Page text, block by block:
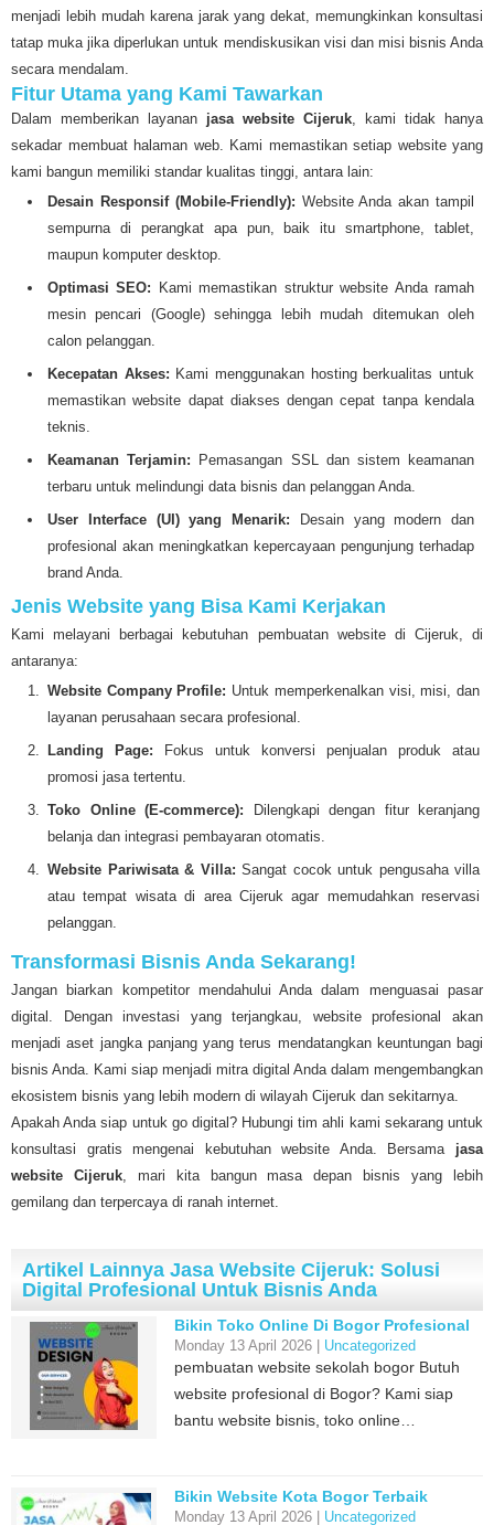
menjadi lebih mudah karena jarak yang dekat, memungkinkan konsultasi
tatap muka jika diperlukan untuk mendiskusikan visi dan misi bisnis Anda
secara mendalam.
Fitur Utama yang Kami Tawarkan
Dalam memberikan layanan jasa website Cijeruk, kami tidak hanya
sekadar membuat halaman web. Kami memastikan setiap website yang
kami bangun memiliki standar kualitas tinggi, antara lain:
Desain Responsif (Mobile-Friendly): Website Anda akan tampil
sempurna di perangkat apa pun, baik itu smartphone, tablet,
maupun komputer desktop.
Optimasi SEO: Kami memastikan struktur website Anda ramah
mesin pencari (Google) sehingga lebih mudah ditemukan oleh
calon pelanggan.
Kecepatan Akses: Kami menggunakan hosting berkualitas untuk
memastikan website dapat diakses dengan cepat tanpa kendala
teknis.
Keamanan Terjamin: Pemasangan SSL dan sistem keamanan
terbaru untuk melindungi data bisnis dan pelanggan Anda.
User Interface (UI) yang Menarik: Desain yang modern dan
profesional akan meningkatkan kepercayaan pengunjung terhadap
brand Anda.
Jenis Website yang Bisa Kami Kerjakan
Kami melayani berbagai kebutuhan pembuatan website di Cijeruk, di
antaranya:
Website Company Profile: Untuk memperkenalkan visi, misi, dan
layanan perusahaan secara profesional.
Landing Page: Fokus untuk konversi penjualan produk atau
promosi jasa tertentu.
Toko Online (E-commerce): Dilengkapi dengan fitur keranjang
belanja dan integrasi pembayaran otomatis.
Website Pariwisata & Villa: Sangat cocok untuk pengusaha villa
atau tempat wisata di area Cijeruk agar memudahkan reservasi
pelanggan.
Transformasi Bisnis Anda Sekarang!
Jangan biarkan kompetitor mendahului Anda dalam menguasai pasar
digital. Dengan investasi yang terjangkau, website profesional akan
menjadi aset jangka panjang yang terus mendatangkan keuntungan bagi
bisnis Anda. Kami siap menjadi mitra digital Anda dalam mengembangkan
ekosistem bisnis yang lebih modern di wilayah Cijeruk dan sekitarnya.
Apakah Anda siap untuk go digital? Hubungi tim ahli kami sekarang untuk
konsultasi gratis mengenai kebutuhan website Anda. Bersama jasa
website Cijeruk, mari kita bangun masa depan bisnis yang lebih
gemilang dan terpercaya di ranah internet.
Artikel Lainnya Jasa Website Cijeruk: Solusi
Digital Profesional Untuk Bisnis Anda
Bikin Toko Online Di Bogor Profesional
Monday 13 April 2026 | Uncategorized
pembuatan website sekolah bogor Butuh
website profesional di Bogor? Kami siap
bantu website bisnis, toko online…
Bikin Website Kota Bogor Terbaik
Monday 13 April 2026 | Uncategorized